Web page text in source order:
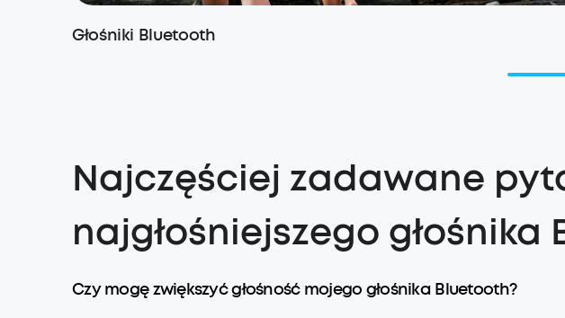
Głośniki Bluetooth
Najczęściej zadawane
najgłośniejszego głośnika
Czy mogę zwiększyć głośność mojego głośnika Bluetooth?